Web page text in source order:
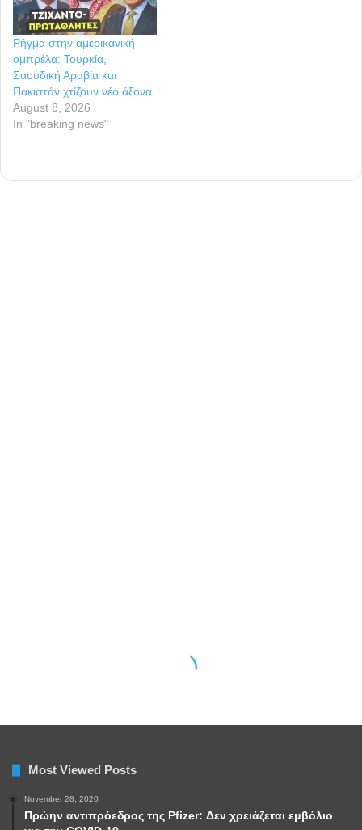
Most Viewed Posts
November 28, 2020
Πρώην αντιπρόεδρος της Pfizer: Δεν χρειάζεται εμβόλιο